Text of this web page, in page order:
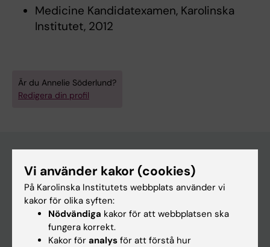
Medicine Kandidatexamen, Karolinska
Institutet, 2012
Är du Annelie Söderlund?
Redigera din profil
Huvudmeny
Utbildning
Forskarutbildning
Forskning
Vi använder kakor (cookies)
På Karolinska Institutets webbplats använder vi
kakor för olika syften:
Nödvändiga kakor för att webbplatsen ska
fungera korrekt.
Kakor för analys för att förstå hur